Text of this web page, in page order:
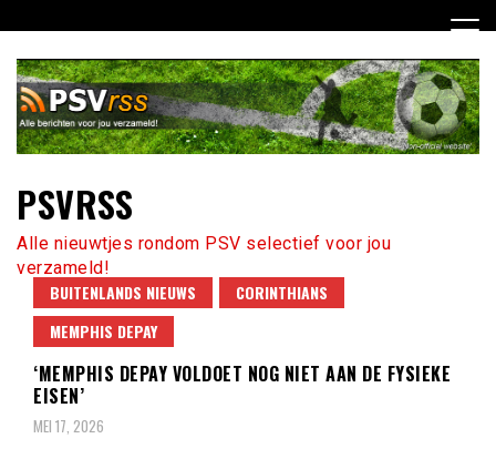
naar
inhoud
PSVRSS
Alle nieuwtjes rondom PSV selectief voor jou
verzameld!
BUITENLANDS NIEUWS
CORINTHIANS
MEMPHIS DEPAY
‘MEMPHIS DEPAY VOLDOET NOG NIET AAN DE FYSIEKE
EISEN’
MEI 17, 2026